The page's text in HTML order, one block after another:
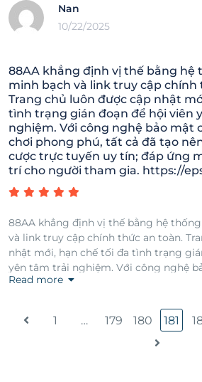
Nan
10/22/2025
88AA khẳng định vị thế bằng hệ
minh bạch và link truy cập chính
Trang chủ luôn được cập nhật
tình trạng gián đoạn để hội viên
nghiệm. Với công nghệ bảo mật
chơi phong phú, tất cả đã tạo
cược trực tuyến uy tín; đáp ứng
trí cho người tham gia. https://
88AA khẳng định vị thế bằng hệ
và link truy cập chính thức an toàn.
nhật mới, hạn chế tối đa tình trạng
yên tâm trải nghiệm. Với công nghệ
trò chơi phong phú, tất cả đã tạo nên
tham gia. https://epsilon.eu.com/
Read more
1 … 179 180 181